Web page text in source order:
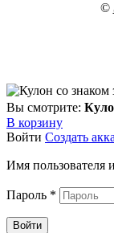
©
Вы смотрите:
В корзину
Войти Создать
Имя пользователя
Пароль *
Войти